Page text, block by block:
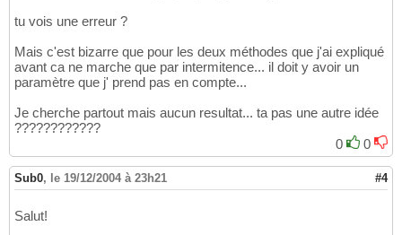
tu vois une erreur ?
Mais c'est bizarre que pour les deux méthodes que j'ai expliqué
avant ca ne marche que par intermitence... il doit y avoir un
paramètre que j' prend pas en compte...
Je cherche partout mais aucun resultat... ta pas une autre idée
????????????
0
0
Sub0, le 19/12/2004 à 23h21 #4
Salut!